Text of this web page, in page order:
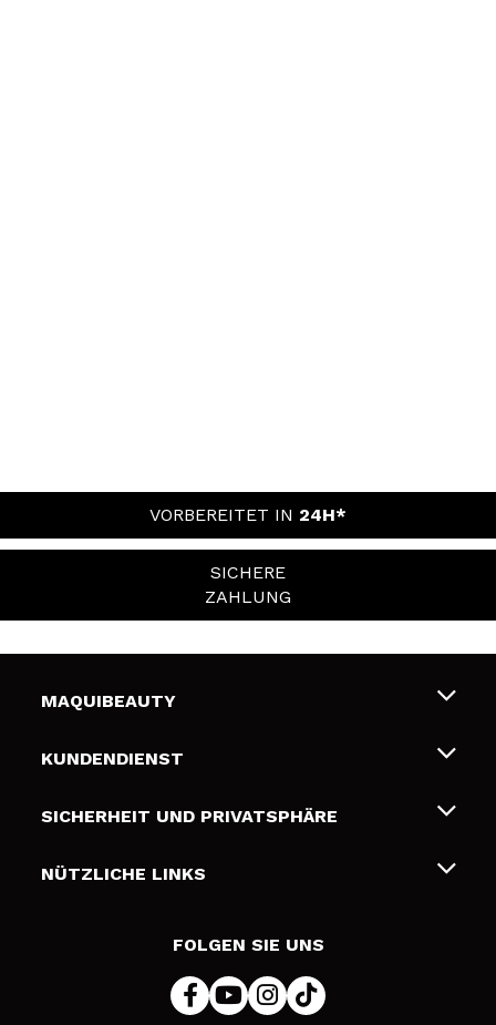
VORBEREITET IN 24H*
SICHERE
ZAHLUNG
MAQUIBEAUTY
Über uns
Geschenkkarten
KUNDENDIENST
Liefer- und Versandkosten
Zahlung
SICHERHEIT UND PRIVATSPHÄRE
Bedingungen und Datenschutz
NÜTZLICHE LINKS
FOLGEN SIE UNS